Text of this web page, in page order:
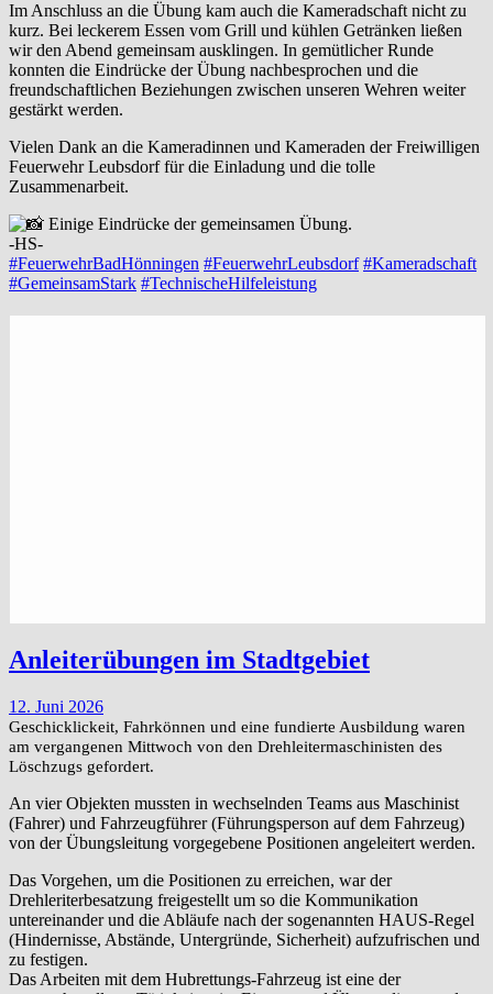
Im Anschluss an die Übung kam auch die Kameradschaft nicht zu
kurz. Bei leckerem Essen vom Grill und kühlen Getränken ließen
wir den Abend gemeinsam ausklingen. In gemütlicher Runde
konnten die Eindrücke der Übung nachbesprochen und die
freundschaftlichen Beziehungen zwischen unseren Wehren weiter
gestärkt werden.
Vielen Dank an die Kameradinnen und Kameraden der Freiwilligen
Feuerwehr Leubsdorf für die Einladung und die tolle
Zusammenarbeit.
Einige Eindrücke der gemeinsamen Übung.
-HS-
#FeuerwehrBadHönningen #FeuerwehrLeubsdorf #Kameradschaft
#GemeinsamStark #TechnischeHilfeleistung
Anleiterübungen im Stadtgebiet
12. Juni 2026
Geschicklickeit, Fahrkönnen und eine fundierte Ausbildung waren
am vergangenen Mittwoch von den Drehleitermaschinisten des
Löschzugs gefordert.
An vier Objekten mussten in wechselnden Teams aus Maschinist
(Fahrer) und Fahrzeugführer (Führungsperson auf dem Fahrzeug)
von der Übungsleitung vorgegebene Positionen angeleitert werden.
Das Vorgehen, um die Positionen zu erreichen, war der
Drehleriterbesatzung freigestellt um so die Kommunikation
untereinander und die Abläufe nach der sogenannten HAUS-Regel
(Hindernisse, Abstände, Untergründe, Sicherheit) aufzufrischen und
zu festigen.
Das Arbeiten mit dem Hubrettungs-Fahrzeug ist eine der